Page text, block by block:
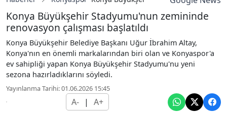
Konya Büyükşehir Stadyumu'nun zemininde
renovasyon çalışması başlatıldı
Konya Büyükşehir Belediye Başkanı Uğur İbrahim Altay,
Konya'nın en önemli markalarından biri olan ve Konyaspor'a
ev sahipliği yapan Konya Büyükşehir Stadyumu'nu yeni
sezona hazırladıklarını söyledi.
Yayınlanma Tarihi: 01.06.2026 15:45
A- | A+